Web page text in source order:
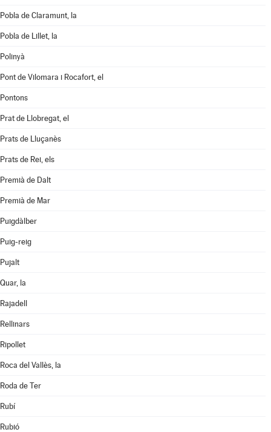
Pobla de Claramunt, la
Pobla de Lillet, la
Polinyà
Pont de Vilomara i Rocafort, el
Pontons
Prat de Llobregat, el
Prats de Lluçanès
Prats de Rei, els
Premià de Dalt
Premià de Mar
Puigdàlber
Puig-reig
Pujalt
Quar, la
Rajadell
Rellinars
Ripollet
Roca del Vallès, la
Roda de Ter
Rubí
Rubió